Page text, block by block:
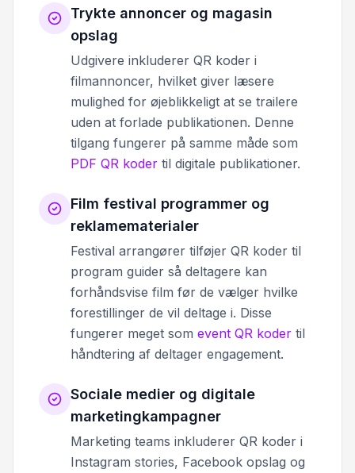
Trykte annoncer og magasin
opslag
Udgivere inkluderer QR koder i
filmannoncer, hvilket giver læsere
mulighed for øjeblikkeligt at se trailere
uden at forlade publikationen. Denne
tilgang fungerer på samme måde som
PDF QR koder til digitale publikationer.
Film festival programmer og
reklamematerialer
Festival arrangører tilføjer QR koder til
program guider så deltagere kan
forhåndsvise film før de vælger hvilke
forestillinger de vil deltage i. Disse
fungerer meget som event QR koder til
håndtering af deltager engagement.
Sociale medier og digitale
marketingkampagner
Marketing teams inkluderer QR koder i
Instagram stories, Facebook opslag og